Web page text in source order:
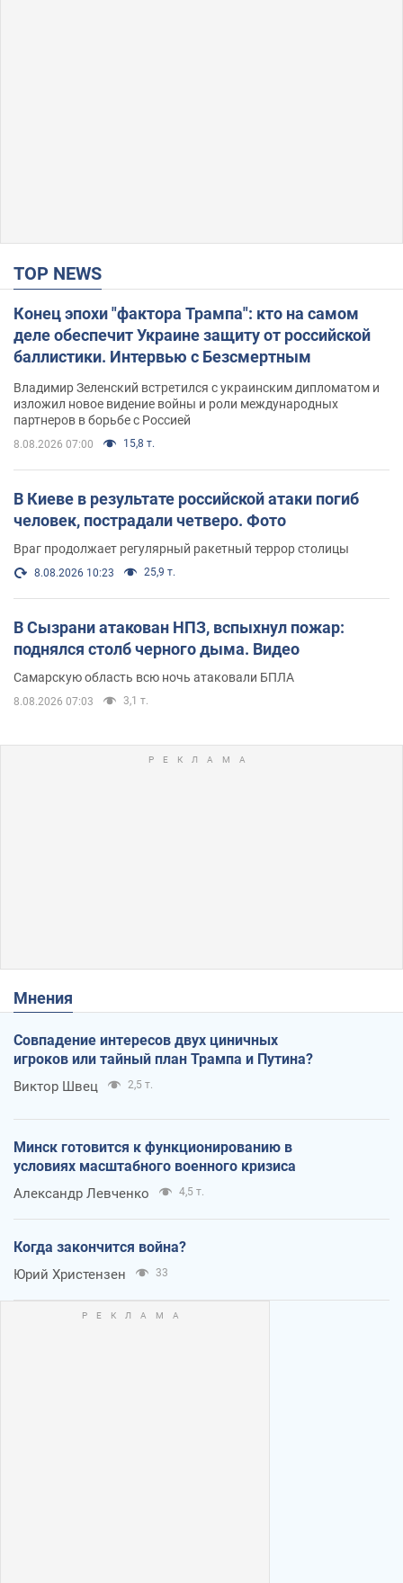
TOP NEWS
Конец эпохи "фактора Трампа": кто на самом
деле обеспечит Украине защиту от российской
баллистики. Интервью с Безсмертным
Владимир Зеленский встретился с украинским дипломатом и
изложил новое видение войны и роли международных
партнеров в борьбе с Россией
8.08.2026 07:00 15,8 т.
В Киеве в результате российской атаки погиб
человек, пострадали четверо. Фото
Враг продолжает регулярный ракетный террор столицы
8.08.2026 10:23 25,9 т.
В Сызрани атакован НПЗ, вспыхнул пожар:
поднялся столб черного дыма. Видео
Самарскую область всю ночь атаковали БПЛА
8.08.2026 07:03 3,1 т.
Мнения
Совпадение интересов двух циничных
игроков или тайный план Трампа и Путина?
Виктор Швец 2,5 т.
Минск готовится к функционированию в
условиях масштабного военного кризиса
Александр Левченко 4,5 т.
Когда закончится война?
Юрий Христензен 33